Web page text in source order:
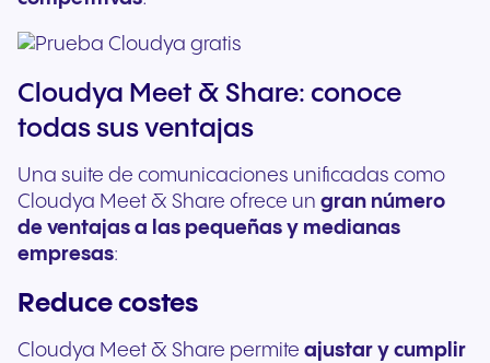
Cloudya Meet & Share: conoce
todas sus ventajas
Una suite de comunicaciones unificadas como
Cloudya Meet & Share ofrece un gran número
de ventajas a las pequeñas y medianas
empresas:
Reduce costes
Cloudya Meet & Share permite ajustar y cumplir